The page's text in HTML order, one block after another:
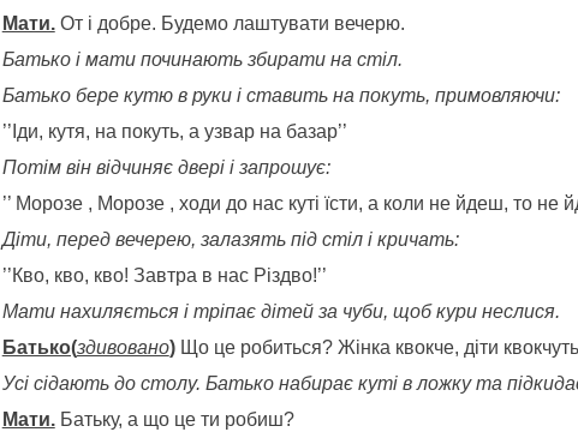
Мати.От і добре. Будемо лаштувати вечерю.
Батько і мати починають збирати на стіл.
Батько бере кутю в руки і ставить на покуть, примовляючи:
’’Іди, кутя, на покуть, а узвар на базар’’
Потім він відчиняє двері і запрошує:
’’ Морозе , Морозе , ходи до нас куті їсти, а коли не йдеш, то
Діти, перед вечерею, залазять під стіл і кричать:
’’Кво, кво, кво! Завтра в нас Різдво!’’
Мати нахиляється і тріпає дітей за чуби, щоб кури неслися.
Батько(здивовано)Що це робиться? Жінка квокче, діти
Усі сідають до столу. Батько набирає куті в ложку та
Мати.Батьку, а що це ти робиш?